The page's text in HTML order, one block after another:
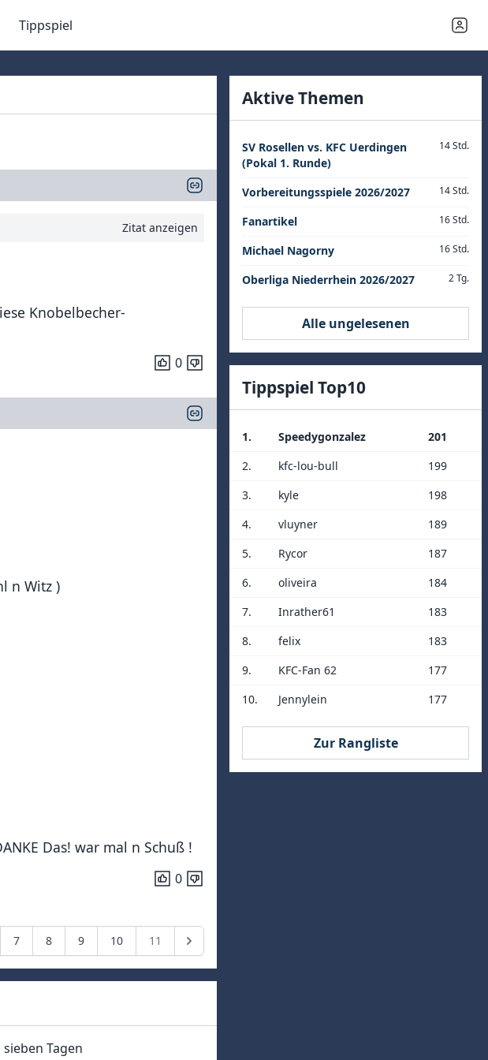
Tippspiel
Zitat anzeigen
Knobelbecher-
0
n Witz )
Das! war mal n Schuß !
0
7 8 9 10 11
Tagen
Aktive Themen
SV Rosellen vs. KFC Uerdingen
(Pokal 1. Runde)
14 Std.
Vorbereitungsspiele 2026/2027 14 Std.
Fanartikel 16 Std.
Michael Nagorny 16 Std.
Oberliga Niederrhein 2026/2027 2 Tg.
Alle ungelesenen
Tippspiel Top10
1. Speedygonzalez
201
2.
kfc-lou-bull
199
3.
kyle
198
4.
vluyner
189
5.
Rycor
187
6.
oliveira
184
7.
Inrather61
183
8.
felix
183
9.
KFC-Fan 62
177
10.
Jennylein 177
Zur Rangliste